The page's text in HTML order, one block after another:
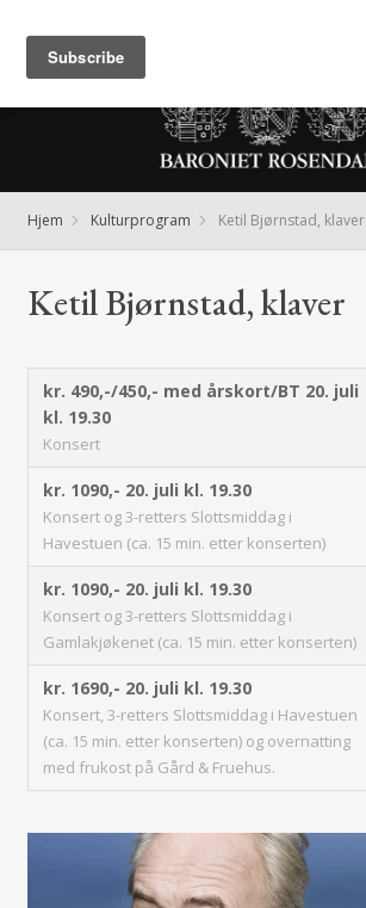
Hjem Kulturprogram Ketil Bjørnstad, klaver
Ketil Bjørnstad, klaver
kr. 490,-/450,- med årskort/BT 20. juli
kl. 19.30
Konsert
kr. 1090,- 20. juli kl. 19.30
Konsert og 3-retters Slottsmiddag i
Havestuen (ca. 15 min. etter konserten)
kr. 1090,- 20. juli kl. 19.30
Konsert og 3-retters Slottsmiddag i
Gamlakjøkenet (ca. 15 min. etter konserten)
kr. 1690,- 20. juli kl. 19.30
Konsert, 3-retters Slottsmiddag i Havestuen
(ca. 15 min. etter konserten) og overnatting
med frukost på Gård & Fruehus.